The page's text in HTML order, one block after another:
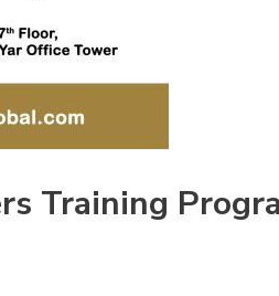
Training